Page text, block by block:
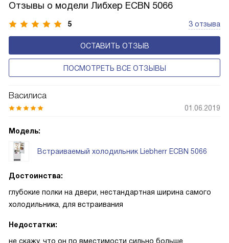
Отзывы о модели Либхер ECBN 5066
5 3 отзыва
ОСТАВИТЬ ОТЗЫВ
ПОСМОТРЕТЬ ВСЕ ОТЗЫВЫ
Василиса
01.06.2019
Модель:
Встраиваемый холодильник Liebherr ECBN 5066
Достоинства:
глубокие полки на двери, нестандартная ширина самого
холодильника, для встраивания
Недостатки:
не скажу, что он по вместимости сильно больше